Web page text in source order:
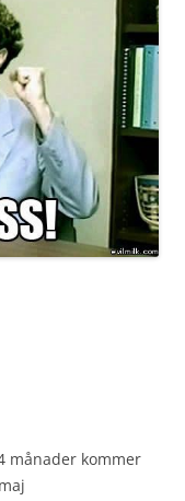
månader kommer